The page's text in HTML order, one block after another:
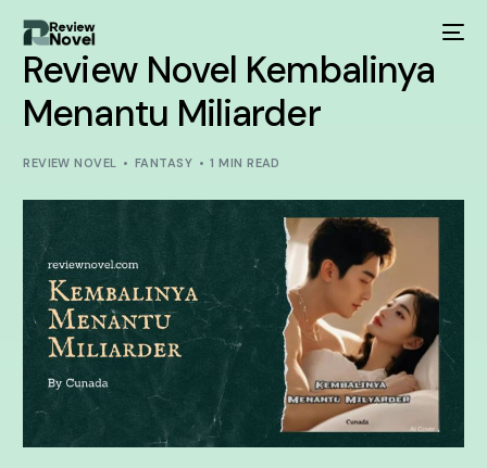
Review Novel Kembalinya
Menantu Miliarder
REVIEW NOVEL FANTASY 1 MIN READ